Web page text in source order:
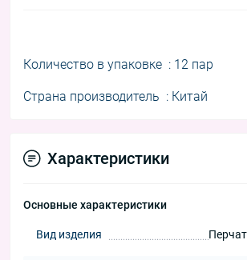
Количество в упаковке : 12 пар
Страна производитель : Китай
Характеристики
Основные характеристики
Вид изделия